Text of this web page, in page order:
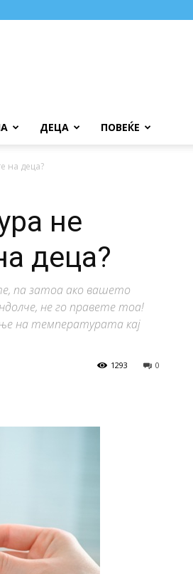
ДЕЦА ПОВЕЌЕ
на деца?
не
деца?
па затоа ако вашето
не го правете тоа!
на температурата кај
0
1293